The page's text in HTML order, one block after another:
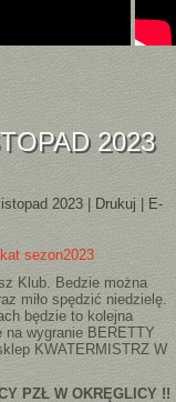
2023
2023 | Drukuj
E-
Klub. Bedzie można
miło spędzić niedzielę.
będzie to kolejna
wygranie BERETTY
KWATERMISTRZ W
PZŁ W OKRĘGLICY !!